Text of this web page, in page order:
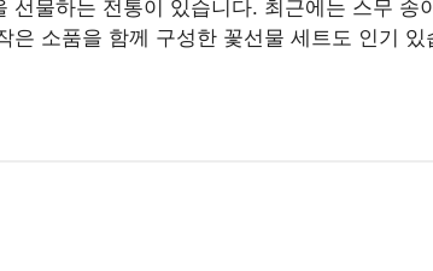
물하는 전통이 있습니다. 최근에는 스무
소품을 함께 구성한 꽃선물 세트도 인기 있